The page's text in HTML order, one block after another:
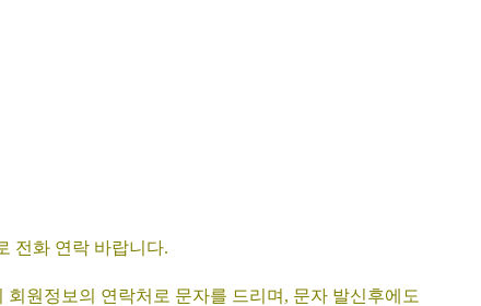
전화 연락 바랍니다.
원정보의 연락처로 문자를 드리며, 문자 발신후에도